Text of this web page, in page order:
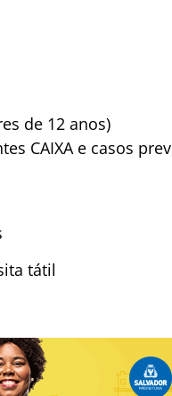
de 12 anos)
CAIXA e casos
tátil